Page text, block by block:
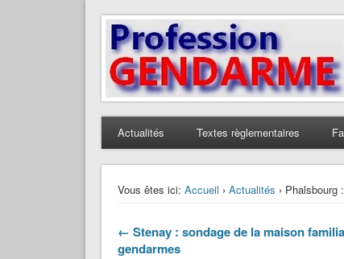
Profession Gendarme
Le journal des gendarmes
Actualités Textes règlementaires
Vous êtes ici: Accueil › Actualités › Phalsbourg
← Stenay : sondage de la maison
gendarmes